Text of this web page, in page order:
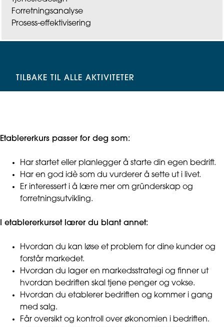
Forretningsanalyse
Prosess-effektivisering
TILBAKE TIL ALLE AKTIVITETER
Etablererkurs passer for deg som:
Har startet eller planlegger å starte din egen bedrift.
Har en god idè som du vurderer å sette ut i livet.
Er interessert i å lære mer om gründerskap og
forretningsutvikling.
I etablererkurset lærer du blant annet:
Hvordan du kan løse et problem for dine kunder og
forstår markedet.
Hvordan du lager en markedsstrategi og finner ut
hvordan bedriften skal tjene penger og vokse.
Hvordan du etablerer bedriften og kommer i gang
med salg.
Får oversikt og kontroll over økonomien i bedriften.